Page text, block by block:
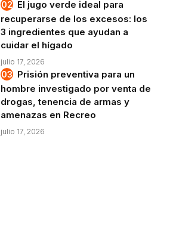
El jugo verde ideal para
recuperarse de los excesos: los
3 ingredientes que ayudan a
cuidar el hígado
julio 17, 2026
Prisión preventiva para un
hombre investigado por venta de
drogas, tenencia de armas y
amenazas en Recreo
julio 17, 2026